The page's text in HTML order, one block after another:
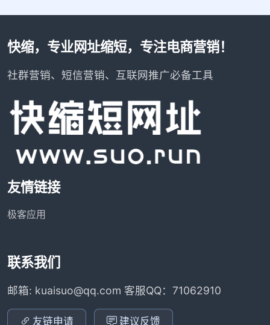
快缩，专业网址缩短，专注电商营销！
社群营销、短信营销、互联网推广必备工具
友情链接
极客应用
联系我们
邮箱: kuaisuo@qq.com 客服QQ：71062910
友链申请 建议反馈